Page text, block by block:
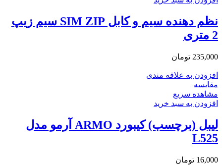
نظم دهنده سیم و کابل SIM ZIP سیم زیپ
2 متری
235,000 تومان
افزودن به علاقه مندی
مقایسه
مشاهده سریع
افزودن به سبد خرید
لیبل (برچسب) کیبورد ARMO آرمو مدل
L525
16,000 تومان